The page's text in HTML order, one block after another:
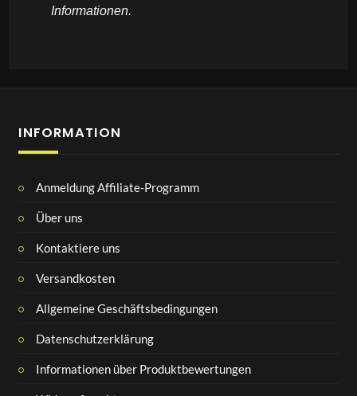
Informationen.
INFORMATION
Anmeldung Affiliate-Programm
Über uns
Kontaktiere uns
Versandkosten
Allgemeine Geschäftsbedingungen
Datenschutzerklärung
Informationen über Produktbewertungen